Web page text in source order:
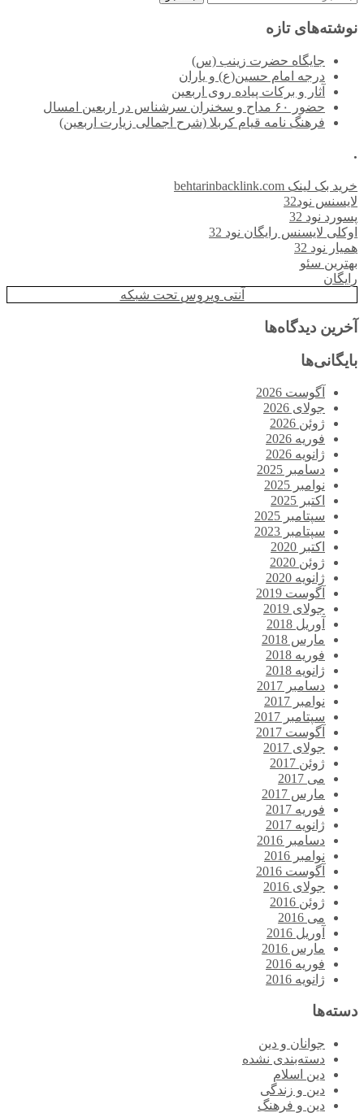
نوشته‌های تازه
جایگاه حضرت زینب (س)
درجه امام حسین(ع) و یاران
آثار و برکات پیاده روی اربعین
حضور ۶۰ مداح و سخنران سرشناس در اربعین امسال
فرهنگ نامه قیام کربلا (شرح اجمالی زیارت اربعین)
.
خرید بک لینک behtarinbacklink.com
لایسنس نود32
پسورد نود 32
اوکلی لایسنس رایگان نود 32
همیار نود 32
بهترین سئو
رایگان
آنتی ویروس تحت شبکه
آخرین دیدگاه‌ها
بایگانی‌ها
آگوست 2026
جولای 2026
ژوئن 2026
فوریه 2026
ژانویه 2026
دسامبر 2025
نوامبر 2025
اکتبر 2025
سپتامبر 2025
سپتامبر 2023
اکتبر 2020
ژوئن 2020
ژانویه 2020
آگوست 2019
جولای 2019
آوریل 2018
مارس 2018
فوریه 2018
ژانویه 2018
دسامبر 2017
نوامبر 2017
سپتامبر 2017
آگوست 2017
جولای 2017
ژوئن 2017
می 2017
مارس 2017
فوریه 2017
ژانویه 2017
دسامبر 2016
نوامبر 2016
آگوست 2016
جولای 2016
ژوئن 2016
می 2016
آوریل 2016
مارس 2016
فوریه 2016
ژانویه 2016
دسته‌ها
جوانان و دین
دسته‌بندی نشده
دین اسلام
دین و زندگی
دین و فرهنگ